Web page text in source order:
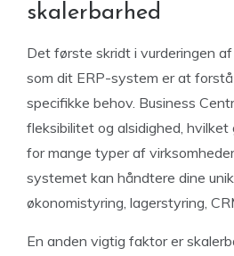
skalerbarhed
Det første skridt i vurderingen
som dit ERP-system er at
specifikke behov. Business
fleksibilitet og alsidighed,
for mange typer af
systemet kan håndtere dine
økonomistyring, lagerstyring,
En anden vigtig faktor er